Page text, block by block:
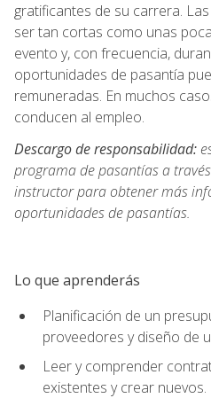
gratificantes de su carrera.
ser tan cortas como unas
evento y, con frecuencia,
oportunidades de pasantía
remuneradas. En muchos
conducen al empleo.
Descargo de responsabilidad:
programa de pasantías a
instructor para obtener más
oportunidades de pasantías.
Lo que aprenderás
Planificación de un
proveedores y diseño de
Leer y comprender
existentes y crear nuevos.